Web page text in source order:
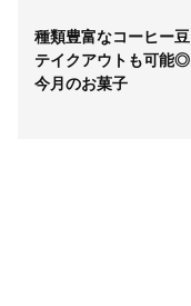
種類豊富なコーヒー豆
テイクアウトも可能◎
今月のお菓子